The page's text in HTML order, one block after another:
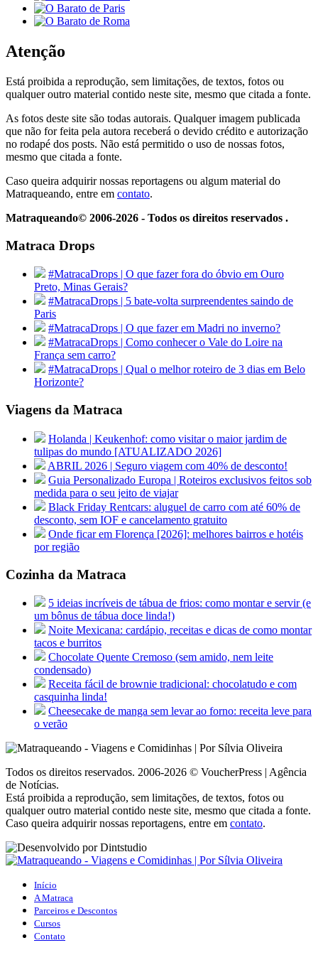
Atenção
Está proibida a reprodução, sem limitações, de textos, fotos ou
qualquer outro material contido neste site, mesmo que citada a fonte.
As fotos deste site são todas autorais. Qualquer imagem publicada
que não for feita pela autora receberá o devido crédito e autorização
no rodapé dos posts. Não está permitido o uso de nossas fotos,
mesmo que citada a fonte.
Caso queira adquirir nossas reportagens ou algum material do
Matraqueando, entre em contato.
Matraqueando© 2006-2026 - Todos os direitos reservados .
Matraca Drops
#MatracaDrops | O que fazer fora do óbvio em Ouro
Preto, Minas Gerais?
#MatracaDrops | 5 bate-volta surpreendentes saindo de
Paris
#MatracaDrops | O que fazer em Madri no inverno?
#MatracaDrops | Como conhecer o Vale do Loire na
França sem carro?
#MatracaDrops | Qual o melhor roteiro de 3 dias em Belo
Horizonte?
Viagens da Matraca
Holanda | Keukenhof: como visitar o maior jardim de
tulipas do mundo [ATUALIZADO 2026]
ABRIL 2026 | Seguro viagem com 40% de desconto!
Guia Personalizado Europa | Roteiros exclusivos feitos sob
medida para o seu jeito de viajar
Black Friday Rentcars: aluguel de carro com até 60% de
desconto, sem IOF e cancelamento gratuito
Onde ficar em Florença [2026]: melhores bairros e hotéis
por região
Cozinha da Matraca
5 ideias incríveis de tábua de frios: como montar e servir (e
um bônus de tábua doce linda!)
Noite Mexicana: cardápio, receitas e dicas de como montar
tacos e burritos
Chocolate Quente Cremoso (sem amido, nem leite
condensado)
Receita fácil de brownie tradicional: chocolatudo e com
casquinha linda!
Cheesecake de manga sem levar ao forno: receita leve para
o verão
Todos os direitos reservados. 2006-2026 © VoucherPress | Agência
de Notícias.
Está proibida a reprodução, sem limitações, de textos, fotos ou
qualquer outro material contido neste site, mesmo que citada a fonte.
Caso queira adquirir nossas reportagens, entre em contato.
Início
A Matraca
Parceiros e Descontos
Cursos
Contato